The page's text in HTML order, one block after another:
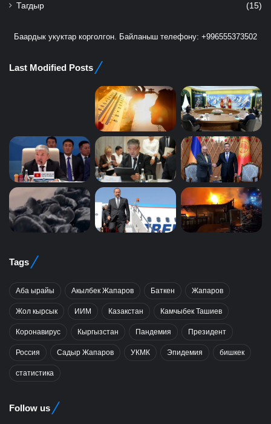
Тагдыр (15)
Баардык укуктар корголгон. Байланыш телефону: +996555373502
Last Modified Posts
Tags
Аба ырайы Акылбек Жапаров Баткен Жапаров
Жол кырсык ИИМ Казакстан Камчыбек Ташиев
Коронавирус Кыргызстан Пандемия Президент
Россия Садыр Жапаров УКМК Эпидемия бишкек
статистика
Follow us